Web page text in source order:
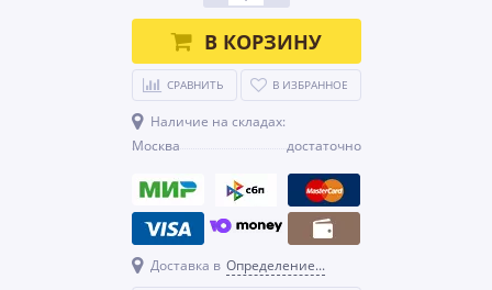
В КОРЗИНУ
СРАВНИТЬ В ИЗБРАННОЕ
Наличие на складах:
Москва
достаточно
Доставка в Определение...